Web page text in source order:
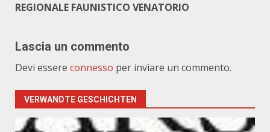
REGIONALE FAUNISTICO VENATORIO
Lascia un commento
Devi essere connesso per inviare un commento.
VERWANDTE GESCHICHTEN